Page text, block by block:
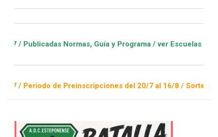
Normas, Guía y Programa / ver Escuelas Deportivas
de Preinscripciones del 20/7 al 16/8 / Sorteo 1 de